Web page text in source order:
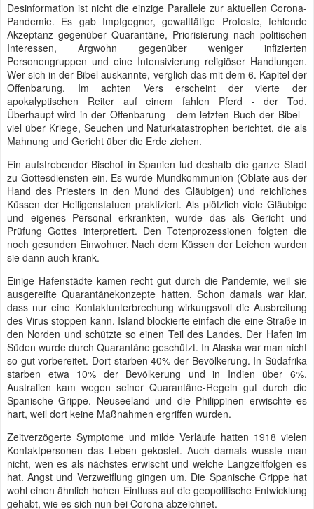
Desinformation ist nicht die einzige Parallele zur aktuellen Corona-
Pandemie. Es gab Impfgegner, gewalttätige Proteste, fehlende
Akzeptanz gegenüber Quarantäne, Priorisierung nach politischen
Interessen, Argwohn gegenüber weniger infizierten
Personengruppen und eine Intensivierung religiöser Handlungen.
Wer sich in der Bibel auskannte, verglich das mit dem 6. Kapitel der
Offenbarung. Im achten Vers erscheint der vierte der
apokalyptischen Reiter auf einem fahlen Pferd - der Tod.
Überhaupt wird in der Offenbarung - dem letzten Buch der Bibel -
viel über Kriege, Seuchen und Naturkatastrophen berichtet, die als
Mahnung und Gericht über die Erde ziehen.
Ein aufstrebender Bischof in Spanien lud deshalb die ganze Stadt
zu Gottesdiensten ein. Es wurde Mundkommunion (Oblate aus der
Hand des Priesters in den Mund des Gläubigen) und reichliches
Küssen der Heiligenstatuen praktiziert. Als plötzlich viele Gläubige
und eigenes Personal erkrankten, wurde das als Gericht und
Prüfung Gottes interpretiert. Den Totenprozessionen folgten die
noch gesunden Einwohner. Nach dem Küssen der Leichen wurden
sie dann auch krank.
Einige Hafenstädte kamen recht gut durch die Pandemie, weil sie
ausgereifte Quarantänekonzepte hatten. Schon damals war klar,
dass nur eine Kontaktunterbrechung wirkungsvoll die Ausbreitung
des Virus stoppen kann. Island blockierte einfach die eine Straße in
den Norden und schützte so einen Teil des Landes. Der Hafen im
Süden wurde durch Quarantäne geschützt. In Alaska war man nicht
so gut vorbereitet. Dort starben 40% der Bevölkerung. In Südafrika
starben etwa 10% der Bevölkerung und in Indien über 6%.
Australien kam wegen seiner Quarantäne-Regeln gut durch die
Spanische Grippe. Neuseeland und die Philippinen erwischte es
hart, weil dort keine Maßnahmen ergriffen wurden.
Zeitverzögerte Symptome und milde Verläufe hatten 1918 vielen
Kontaktpersonen das Leben gekostet. Auch damals wusste man
nicht, wen es als nächstes erwischt und welche Langzeitfolgen es
hat. Angst und Verzweiflung gingen um. Die Spanische Grippe hat
wohl einen ähnlich hohen Einfluss auf die geopolitische Entwicklung
gehabt, wie es sich nun bei Corona abzeichnet.